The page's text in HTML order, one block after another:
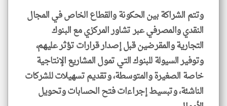
وتتم الشراكة بين الحكونة والقطاع الخاص في المجال
النقدي والمصرفي عبر تشاور المركزي مع البنوك
التجارية والمقرضين قبل إصدار قرارات تؤثر عليهم،
وتوفير السيولة للبنوك التي تمول المشاريع الإنتاجية
خاصة الصغيرة والمتوسطة، وتقديم تسهيلات للشركات
الناشئة، وتبسيط إجراءات فتح الحسابات وتحويل